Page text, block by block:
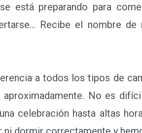
está preparando para
Recibe el nombre de
a todos los tipos de
aproximadamente. No es
celebración hasta altas